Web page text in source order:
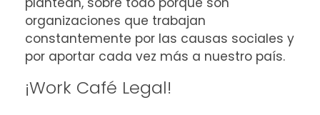
organizaciones que trabajan
constantemente por las causas sociales y
por aportar cada vez más a nuestro país.
¡Work Café Legal!